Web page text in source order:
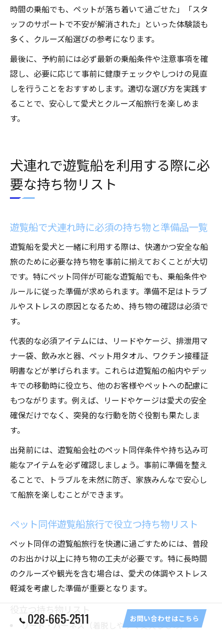
時間の乗船でも、ペットが落ち着いて過ごせた」「スタ
ッフのサポートで不安が解消された」といった体験談も
多く、クルーズ船選びの参考になります。
最後に、予約前には必ず最新の乗船条件や注意事項を確
認し、必要に応じて事前に健康チェックやしつけの見直
しを行うことをおすすめします。適切な選び方を実践す
ることで、安心して愛犬とクルーズ船旅行を楽しめま
す。
犬連れで遊覧船を利用する際に必
要な持ち物リスト
遊覧船で犬連れ時に必須の持ち物と準備品一覧
遊覧船を愛犬と一緒に利用する際は、快適かつ安全な船
旅のために必要な持ち物を事前に揃えておくことが大切
です。特にペット同伴が可能な遊覧船でも、乗船条件や
ルールに従った準備が求められます。準備不足はトラブ
ルやストレスの原因となるため、持ち物の確認は必須で
す。
代表的な必須アイテムには、リードやケージ、排泄用マ
ナー袋、飲み水と器、ペット用タオル、ワクチン接種証
明書などが挙げられます。これらは遊覧船の船内やデッ
キでの移動時に役立ち、他のお客様やペットへの配慮に
もつながります。例えば、リードやケージは愛犬の安全
確保だけでなく、突発的な行動を防ぐ役割も果たしま
す。
出発前には、遊覧船会社のペット同伴条件や持ち込み可
能なアイテムを必ず確認しましょう。事前に準備を整え
ることで、トラブルを未然に防ぎ、家族みんなで安心し
て船旅を楽しむことができます。
ペット同伴遊覧船旅行で役立つ持ち物リスト
ペット同伴の遊覧船旅行を快適に過ごすためには、普段
のお出かけ以上に持ち物の工夫が必要です。特に長時間
のクルーズや観光を含む場合は、愛犬の体調やストレス
軽減を考慮した準備が重要となります。
リード・ハーネス（着脱しやすく丈夫なもの）
028-665-2511 お問い合わせはこちら